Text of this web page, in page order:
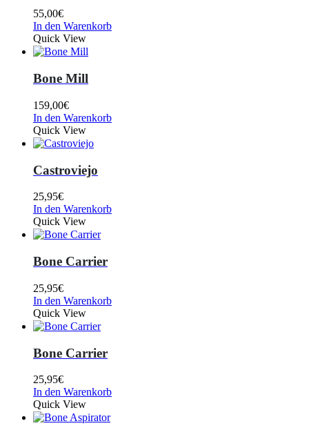
55,00€
In den Warenkorb
Quick View
Bone Mill
159,00€
In den Warenkorb
Quick View
Castroviejo
25,95€
In den Warenkorb
Quick View
Bone Carrier
25,95€
In den Warenkorb
Quick View
Bone Carrier
25,95€
In den Warenkorb
Quick View